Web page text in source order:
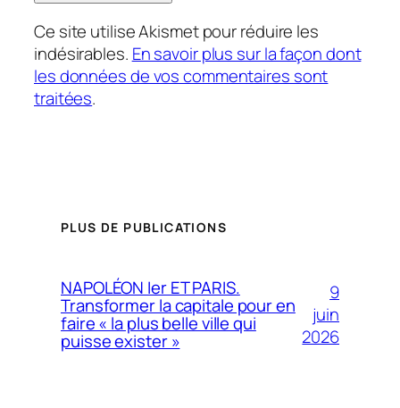
Ce site utilise Akismet pour réduire les
indésirables. En savoir plus sur la façon dont
les données de vos commentaires sont
traitées.
PLUS DE PUBLICATIONS
NAPOLÉON Ier ET PARIS.
Transformer la capitale pour en
faire « la plus belle ville qui
puisse exister »
9
juin
2026